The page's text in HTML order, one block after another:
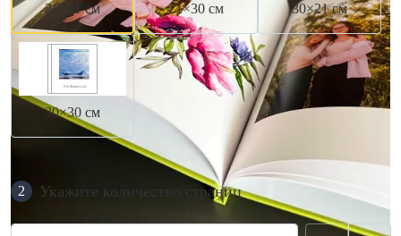
21×21 см 21×30 см 30×21 см
30×30 см
2 Укажите количество страниц